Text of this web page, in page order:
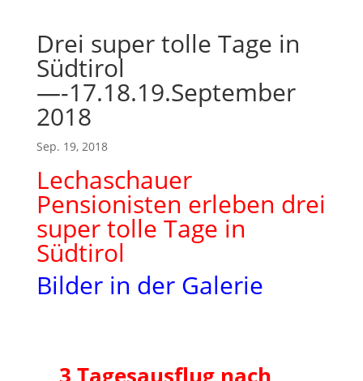
Drei super tolle Tage in
Südtirol
—-17.18.19.September
2018
Sep. 19, 2018
Lechaschauer
Pensionisten erleben drei
super tolle Tage in
Südtirol
Bilder in der Galerie